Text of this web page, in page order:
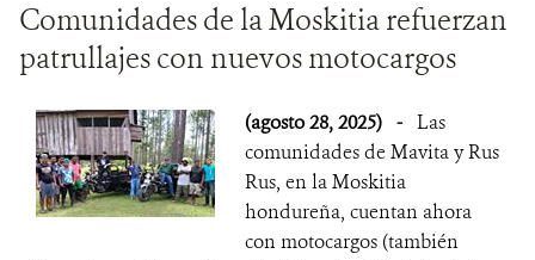
Comunidades de la Moskitia refuerzan
patrullajes con nuevos motocargos
(agosto 28, 2025) - Las
comunidades de Mavita y Rus
Rus, en la Moskitia
hondureña, cuentan ahora
con motocargos (también